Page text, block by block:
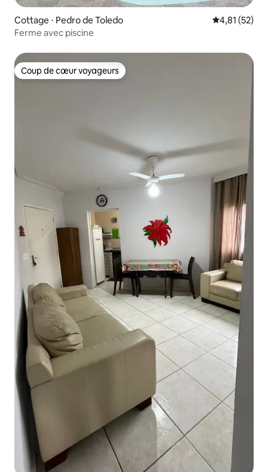
Cottage ⋅ Pedro de Toledo Évaluation
4,81 (52)
Ferme avec piscine
Coup de cœur voyageurs
Coup de cœur voyageurs